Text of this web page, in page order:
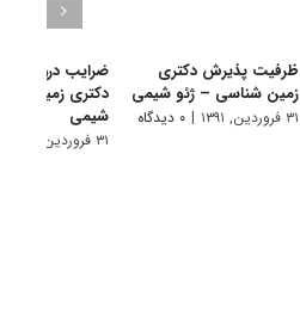
ظرفیت پذیرش دکتری
زمین شناسی – ژئو شیمی
۳۱ فروردین, ۱۳۹۱ | ۰ دیدگاه
ضرایب دروس
دکتری زمین
شیمی
۳۱ فروردین, ۱۳۹۱